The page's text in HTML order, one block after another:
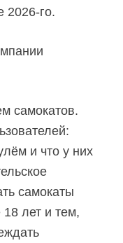
2026-го.
самокатов.
и что у них
самокаты
лет и тем,